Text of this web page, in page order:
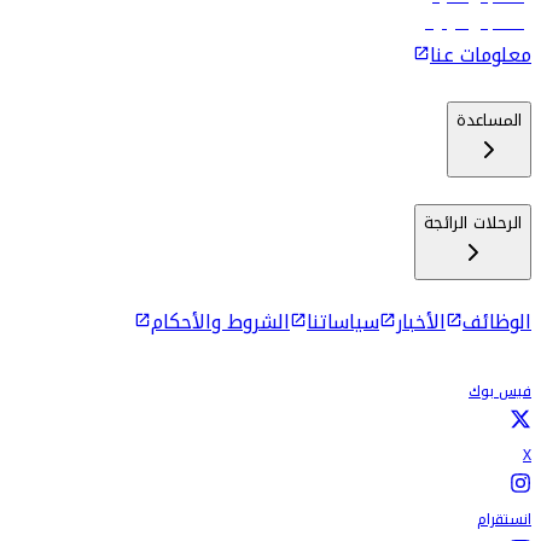
رحلات إلى كولومبو
معلومات عنا
المساعدة
الرحلات الرائجة
الوظائف الأخبار سياساتنا الشروط والأحكام
فيس بوك
X
انستقرام